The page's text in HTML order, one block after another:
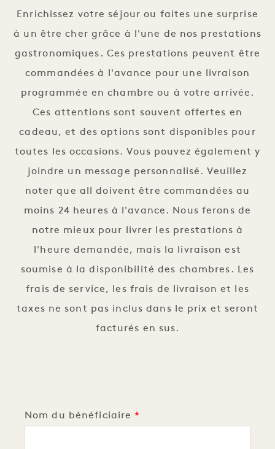
Enrichissez votre séjour ou faites une surprise
à un être cher grâce à l'une de nos prestations
gastronomiques. Ces prestations peuvent être
commandées à l'avance pour une livraison
programmée en chambre ou à votre arrivée.
Ces attentions sont souvent offertes en
cadeau, et des options sont disponibles pour
toutes les occasions. Vous pouvez également y
joindre un message personnalisé. Veuillez
noter que all doivent être commandées au
moins 24 heures à l'avance. Nous ferons de
notre mieux pour livrer les prestations à
l'heure demandée, mais la livraison est
soumise à la disponibilité des chambres. Les
frais de service, les frais de livraison et les
taxes ne sont pas inclus dans le prix et seront
facturés en sus.
Nom du bénéficiaire